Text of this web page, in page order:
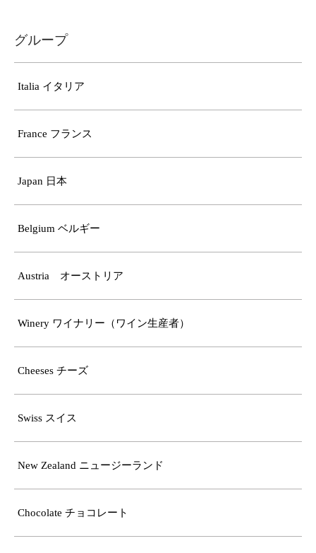
グループ
Italia イタリア
France フランス
Japan 日本
Belgium ベルギー
Austria オーストリア
Winery ワイナリー（ワイン生産者）
Cheeses チーズ
Swiss スイス
New Zealand ニュージーランド
Chocolate チョコレート